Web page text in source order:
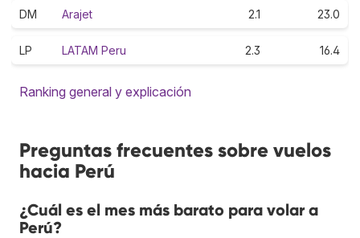
DM Arajet 2.1 23.0
LP LATAM Peru 2.3 16.4
Ranking general y explicación
Preguntas frecuentes sobre vuelos
hacia Perú
¿Cuál es el mes más barato para volar a
Perú?